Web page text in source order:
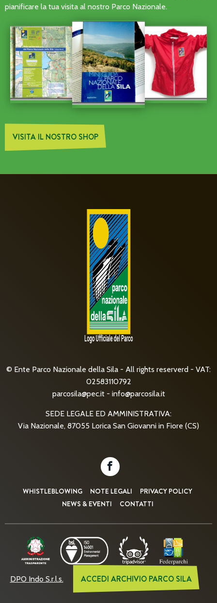
pianificare la tua visita al nostro Parco Nazionale.
VISITA IL NOSTRO SHOP
© Ente Parco Nazionale della Sila - All rights reserverd - VAT:
02583110792
parcosila@pec.it- info@parcosila.it
SEDE LEGALE ED AMMINISTRATIVA:
Via Nazionale, 87055 Lorica San Giovanni in Fiore (CS)
WHISTLEBLOWING NOTE LEGALI
PRIVACY POLICY
NEWS & EVENTI
CONTATTI
DPO Indo S.r.l.s. ACCEDI ARCHIVIO PARCO SILA